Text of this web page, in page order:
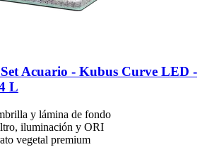
Set Acuario -​ Kubus Curve LED -​
L
y lámina de fondo
iluminación y ORI
vegetal premium